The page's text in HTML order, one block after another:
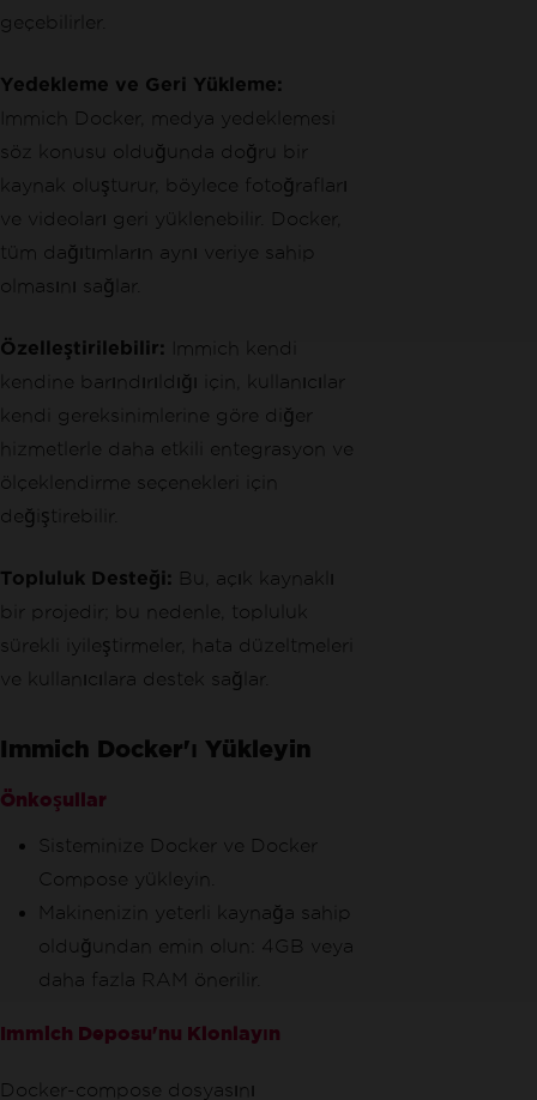
geçebilirler.
Yedekleme ve Geri Yükleme:
Immich Docker, medya yedeklemesi
söz konusu olduğunda doğru bir
kaynak oluşturur, böylece fotoğrafları
ve videoları geri yüklenebilir. Docker,
tüm dağıtımların aynı veriye sahip
olmasını sağlar.
Özelleştirilebilir:
Immich kendi
kendine barındırıldığı için, kullanıcılar
kendi gereksinimlerine göre diğer
hizmetlerle daha etkili entegrasyon ve
ölçeklendirme seçenekleri için
değiştirebilir.
Topluluk Desteği: Bu, açık kaynaklı
bir projedir; bu nedenle, topluluk
sürekli iyileştirmeler, hata düzeltmeleri
ve kullanıcılara destek sağlar.
Immich Docker'ı Yükleyin
Önkoşullar
Sisteminize Docker ve Docker
Compose yükleyin.
Makinenizin yeterli kaynağa sahip
olduğundan emin olun: 4GB veya
daha fazla RAM önerilir.
Immich Deposu'nu Klonlayın
Docker-compose dosyasını